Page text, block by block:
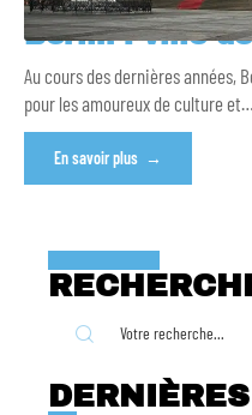
Berlin : ville
Au cours des dernières années,
pour les amoureux de culture et…
En savoir plus